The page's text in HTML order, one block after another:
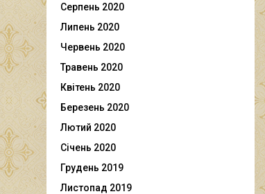
Серпень 2020
Липень 2020
Червень 2020
Травень 2020
Квітень 2020
Березень 2020
Лютий 2020
Січень 2020
Грудень 2019
Листопад 2019